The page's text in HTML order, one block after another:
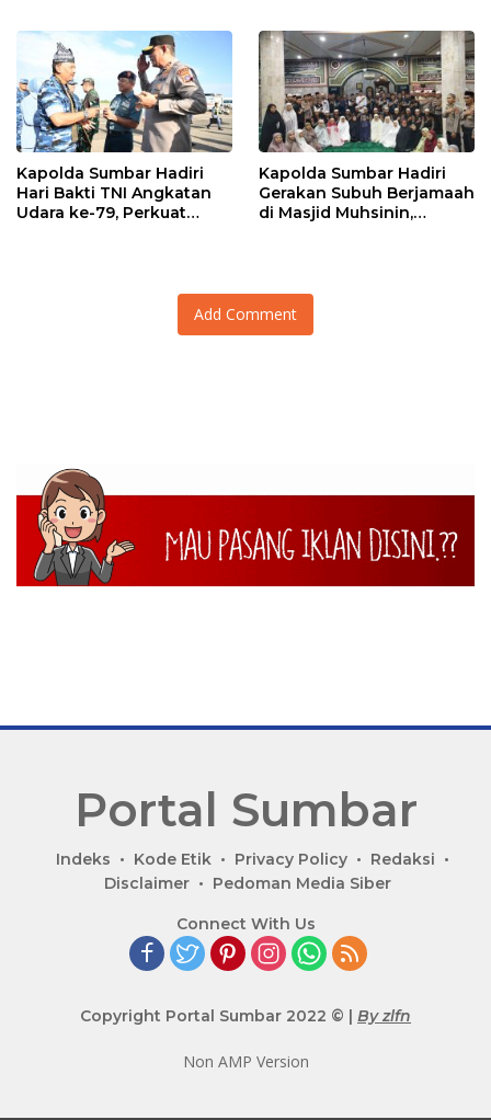
Pasbar Di Provinsi
Sumatera Utara
Kapolda Sumbar Hadiri
Hari Bakti TNI Angkatan
Udara ke-79, Perkuat
Kapolda Sumbar Hadiri
Gerakan Subuh Berjamaah
di Masjid Muhsinin,
Add Comment
Portal Sumbar
Indeks Kode Etik Privacy Policy
Redaksi
Disclaimer
Pedoman Media Siber
Connect With Us
Copyright Portal Sumbar 2022 © | By zlfn
Non AMP Version